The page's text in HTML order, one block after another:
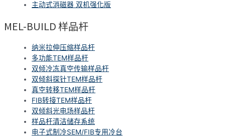
主动式消磁器 双机强化版
MEL-BUILD 样品杆
纳米拉伸压缩样品杆
多功能TEM样品杆
双倾冷冻真空传输样品杆
双倾斜探针TEM样品杆
真空转移TEM样品杆
FIB转接TEM样品杆
双倾斜光电场样品杆
样品杆清洁储存系统
电子式制冷SEM/FIB专用冷台